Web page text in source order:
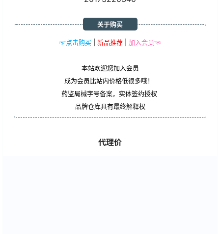
☞点击购买 新品推荐 加入会员☜
关于购买
本站欢迎您加入会员
成为会员比站内价格低很多哦！
药监局械字号备案，实体签约授权
品牌仓库具有最终解释权
代理价